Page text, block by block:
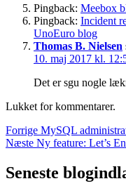
Pingback: Meebox
Pingback: Incident
UnoEuro blog
Thomas B. Nielsen
10. maj 2017 kl.
Det er sgu nogle
Lukket for kommentarer.
Forrige Forrige
indlæg:
MySQL
Næste Næste
Ny feature: Let’s
Seneste